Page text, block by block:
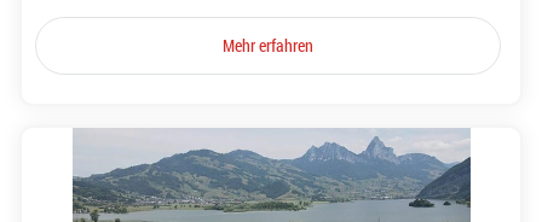
Mehr erfahren